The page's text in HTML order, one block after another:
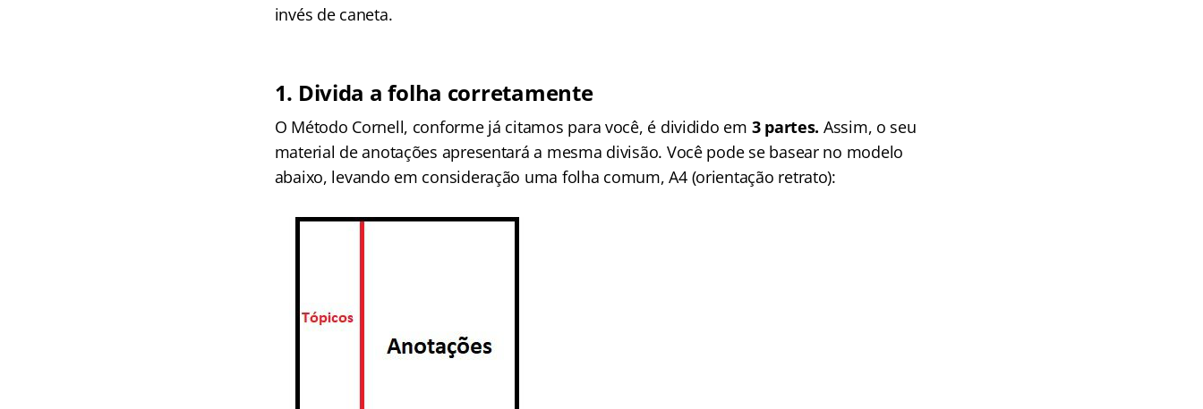
invés de caneta.
1. Divida a folha corretamente
O Método Cornell, conforme já citamos para você, é dividido em 3 partes. Assim, o seu
material de anotações apresentará a mesma divisão. Você pode se basear no modelo
abaixo, levando em consideração uma folha comum, A4 (orientação retrato):